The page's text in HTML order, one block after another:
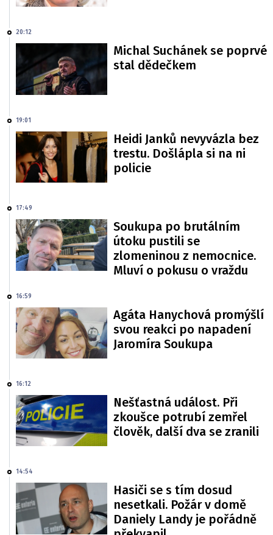
20:12
Michal Suchánek se poprvé
stal dědečkem
19:01
Heidi Janků nevyvázla bez
trestu. Došlápla si na ni
policie
17:49
Soukupa po brutálním
útoku pustili se
zlomeninou z nemocnice.
Mluví o pokusu o vraždu
16:59
Agáta Hanychová promýšlí
svou reakci po napadení
Jaromíra Soukupa
16:12
Nešťastná událost. Při
zkoušce potrubí zemřel
člověk, další dva se zranili
14:54
Hasiči se s tím dosud
nesetkali. Požár v domě
Daniely Landy je pořádně